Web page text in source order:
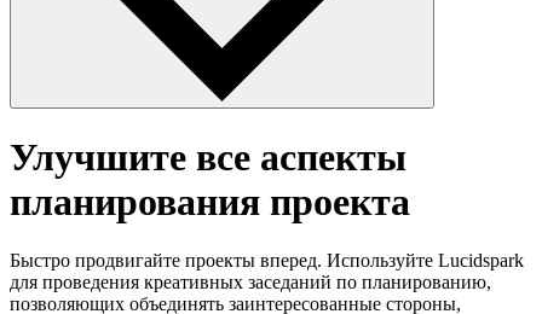
Улучшите все аспекты
планирования проекта
Быстро продвигайте проекты вперед. Используйте Lucidspark
для проведения креативных заседаний по планированию,
позволяющих объединять заинтересованные стороны,